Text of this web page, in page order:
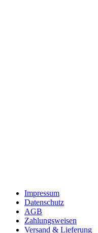
Impressum
Datenschutz
AGB
Zahlungsweisen
Versand & Lieferung